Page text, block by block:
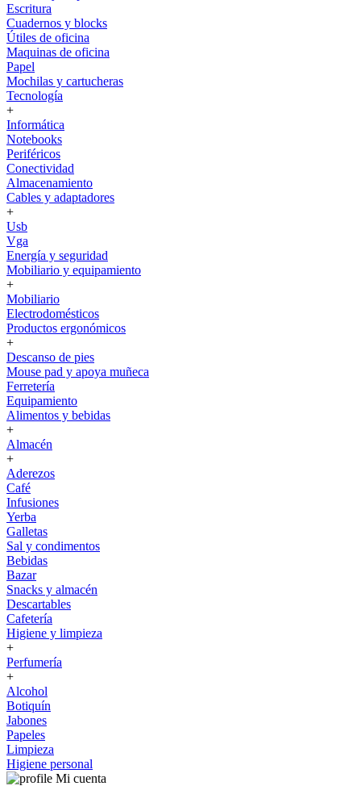
Escritura
Cuadernos y blocks
Útiles de oficina
Maquinas de oficina
Papel
Mochilas y cartucheras
Tecnología
+
Informática
Notebooks
Periféricos
Conectividad
Almacenamiento
Cables y adaptadores
+
Usb
Vga
Energía y seguridad
Mobiliario y equipamiento
+
Mobiliario
Electrodomésticos
Productos ergonómicos
+
Descanso de pies
Mouse pad y apoya muñeca
Ferretería
Equipamiento
Alimentos y bebidas
+
Almacén
+
Aderezos
Café
Infusiones
Yerba
Galletas
Sal y condimentos
Bebidas
Bazar
Snacks y almacén
Descartables
Cafetería
Higiene y limpieza
+
Perfumería
+
Alcohol
Botiquín
Jabones
Papeles
Limpieza
Higiene personal
Mi cuenta